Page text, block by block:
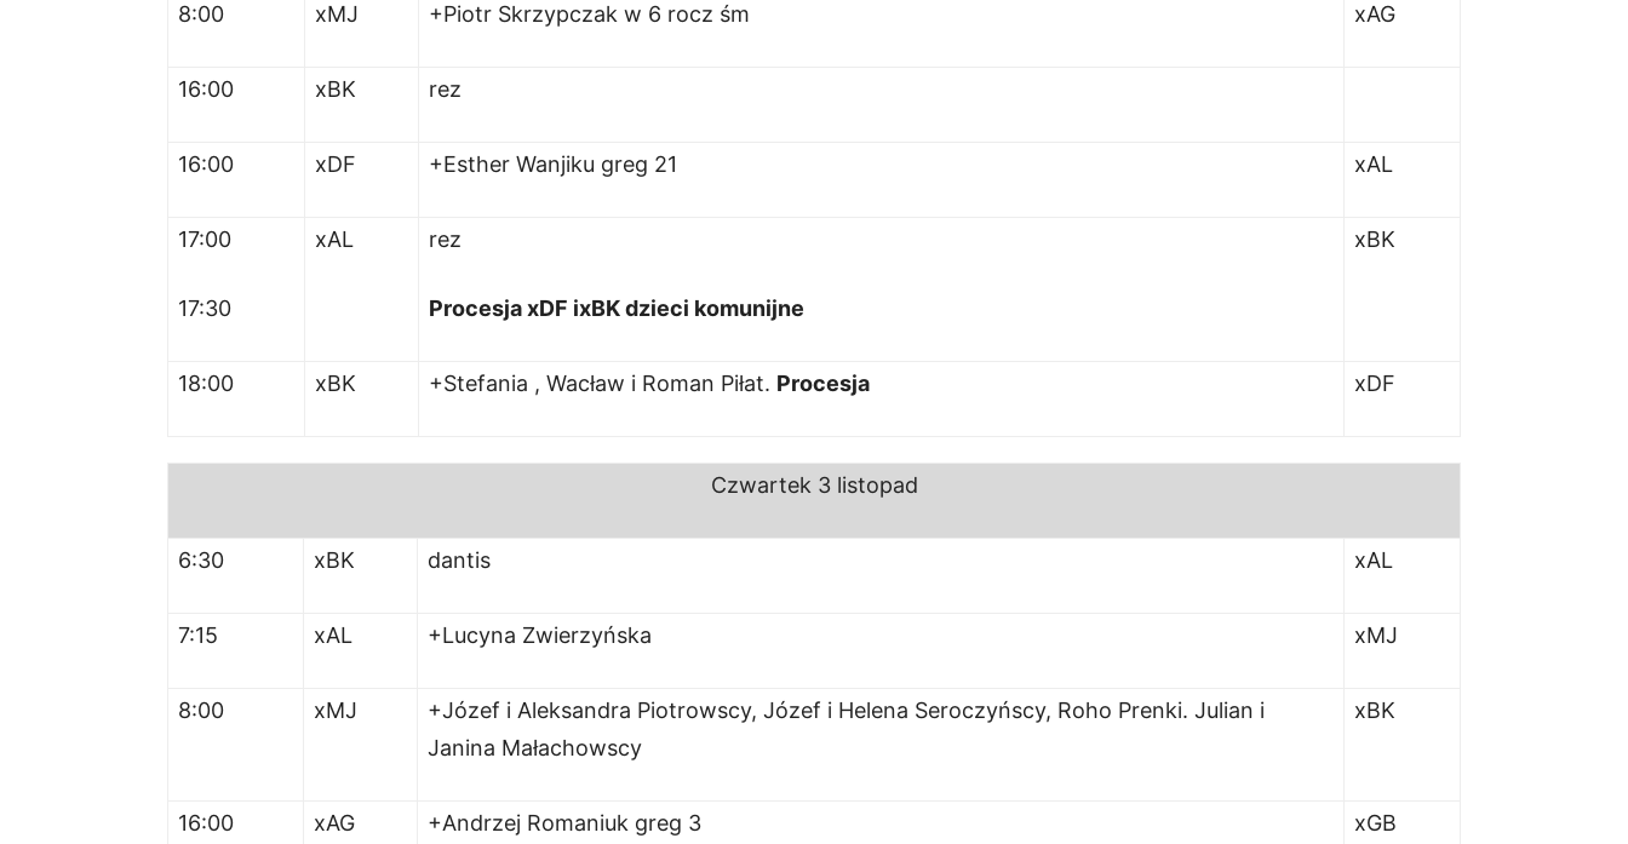
8:00 xMJ +Piotr Skrzypczak w 6 rocz śm xAG
16:00 xBK rez
16:00 xDF +Esther Wanjiku greg 21 xAL
17:00
17:30
xAL rez
Procesja xDF ixBK dzieci komunijne
xBK
18:00 xBK +Stefania , Wacław i Roman Piłat. Procesja xDF
Czwartek 3 listopad
6:30 xBK dantis xAL
7:15 xAL +Lucyna Zwierzyńska xMJ
8:00 xMJ
+Józef i Aleksandra Piotrowscy, Józef i Helena Seroczyńscy, Roho Prenki. Julian i
Janina Małachowscy
xBK
16:00 xAG +Andrzej Romaniuk greg 3 xGB